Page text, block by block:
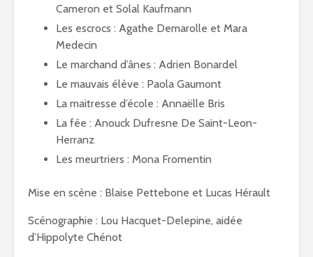
Cameron et Solal Kaufmann
Les escrocs : Agathe Demarolle et Mara
Medecin
Le marchand d’ânes : Adrien Bonardel
Le mauvais élève : Paola Gaumont
La maitresse d’école : Annaëlle Bris
La fée : Anouck Dufresne De Saint-Leon-
Herranz
Les meurtriers : Mona Fromentin
Mise en scène : Blaise Pettebone et Lucas Hérault
Scénographie : Lou Hacquet-Delepine, aidée
d’Hippolyte Chénot